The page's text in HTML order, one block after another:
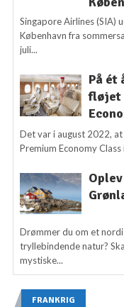
Singapore Airlines (SIA)
København fra
juli...
På ét
fløjet
Det var i august 2022,
Premium Economy Class
Drømmer du om et
tryllebindende natur?
mystiske...
FRANKRIG